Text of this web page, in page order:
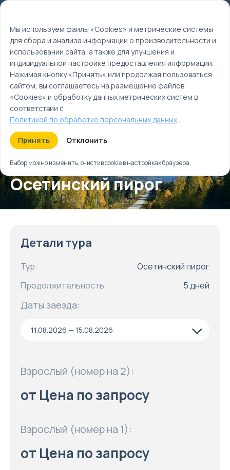
Главная
Туры
Осетинский пирог
Осетинский пирог
Детали тура
Тур
Осетинский пирог
Продолжительность
5 дней
Даты заезда:
11.08.2026 — 15.08.2026
Взрослый (номер на 2):
от Цена по запросу
Взрослый (номер на 1):
от Цена по запросу
Мы используем файлы «Cookies» и метрические системы
для сбора и анализа информации о производительности и
использовании сайта, а также для улучшения и
индивидуальной настройке предоставления информации.
Нажимая кнопку «Принять» или продолжая пользоваться
сайтом, вы соглашаетесь на размещение файлов
«Cookies» и обработку данных метрических систем в
соответствии с
Политикой по обработке персональных данных.
Принять Отклонить
Выбор можно изменить, очистив cookie в настройках браузера.